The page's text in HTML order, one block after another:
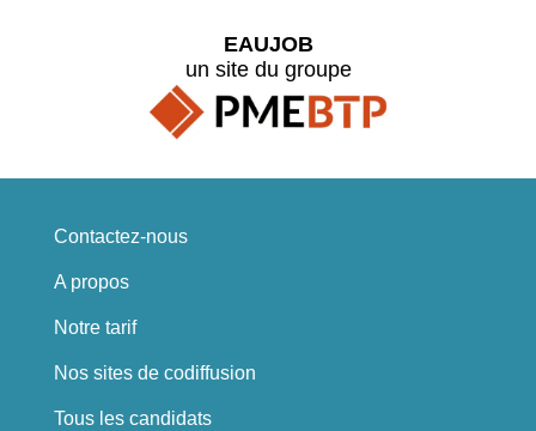
EAUJOB
un site du groupe
Contactez-nous
A propos
Notre tarif
Nos sites de codiffusion
Tous les candidats